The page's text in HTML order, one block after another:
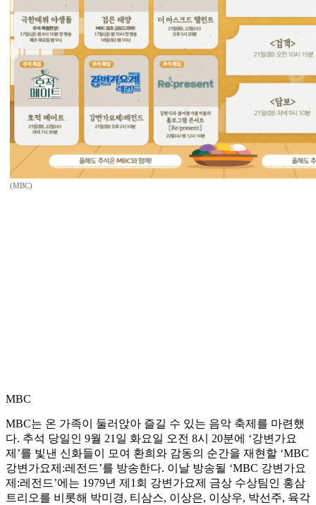
(MBC)
MBC
MBC는 온 가족이 둘러앉아 즐길 수 있는 음악 축제를 마련했
다. 추석 당일인 9월 21일 화요일 오전 8시 20분에 ‘강변가요
제’를 빛낸 신화들이 모여 환희와 감동의 순간을 재현할 ‘MBC
강변가요제:레전드’를 방송한다. 이날 방송될 ‘MBC 강변가요
제:레전드’에는 1979년 제1회 강변가요제 금상 수상팀인 홍삼
트리오를 비롯해 박미경, 티삼스, 이상은, 이상우, 박선주, 육각